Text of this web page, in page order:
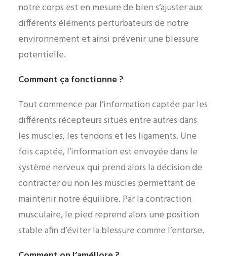
notre corps est en mesure de bien s’ajuster aux
différents éléments perturbateurs de notre
environnement et ainsi prévenir une blessure
potentielle.
Comment ça fonctionne ?
Tout commence par l’information captée par les
différents récepteurs situés entre autres dans
les muscles, les tendons et les ligaments. Une
fois captée, l’information est envoyée dans le
système nerveux qui prend alors la décision de
contracter ou non les muscles permettant de
maintenir notre équilibre. Par la contraction
musculaire, le pied reprend alors une position
stable afin d’éviter la blessure comme l’entorse.